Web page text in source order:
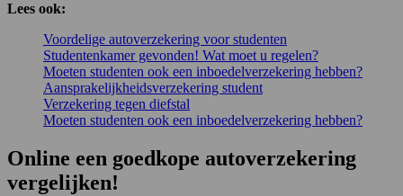
Lees ook:
Voordelige autoverzekering voor studenten
Studentenkamer gevonden! Wat moet u regelen?
Moeten studenten ook een inboedelverzekering hebben?
Aansprakelijkheidsverzekering student
Verzekering tegen diefstal
Moeten studenten ook een inboedelverzekering hebben?
Online een goedkope autoverzekering
vergelijken!